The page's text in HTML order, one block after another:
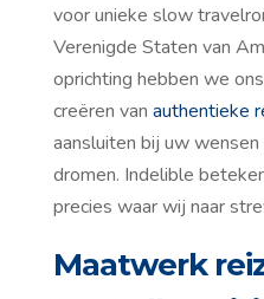
voor unieke slow
Verenigde Staten van
oprichting hebben we
creëren van authentieke
aansluiten bij uw wensen
dromen. Indelible
precies waar wij naar
Maatwerkr